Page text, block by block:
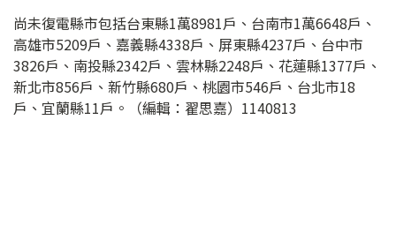
尚未復電縣市包括台東縣1萬8981戶、台南市1萬6648戶、
高雄市5209戶、嘉義縣4338戶、屏東縣4237戶、台中市
3826戶、南投縣2342戶、雲林縣2248戶、花蓮縣1377戶、
新北市856戶、新竹縣680戶、桃園市546戶、台北市18
戶、宜蘭縣11戶。（編輯：翟思嘉）1140813